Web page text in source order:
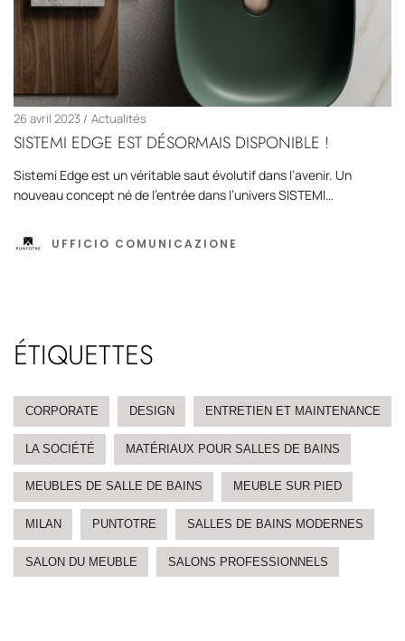
26 avril 2023 Actualités
SISTEMI EDGE EST DÉSORMAIS DISPONIBLE !
Sistemi Edge est un véritable saut évolutif dans l’avenir. Un
nouveau concept né de l’entrée dans l’univers SISTEMI…
UFFICIO COMUNICAZIONE
ÉTIQUETTES
CORPORATE DESIGN ENTRETIEN ET MAINTENANCE
LA SOCIÉTÉ MATÉRIAUX POUR SALLES DE BAINS
MEUBLES DE SALLE DE BAINS MEUBLE SUR PIED
MILAN PUNTOTRE SALLES DE BAINS MODERNES
SALON DU MEUBLE SALONS PROFESSIONNELS